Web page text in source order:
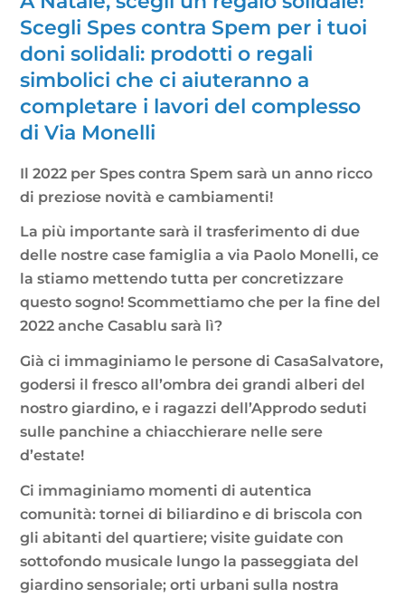
Scegli Spes contra Spem per i tuoi
doni solidali: prodotti o regali
simbolici che ci aiuteranno a
completare i lavori del complesso
di Via Monelli
Il 2022 per Spes contra Spem sarà un anno ricco
di preziose novità e cambiamenti!
La più importante sarà il trasferimento di due
delle nostre case famiglia a via Paolo Monelli, ce
la stiamo mettendo tutta per concretizzare
questo sogno! Scommettiamo che per la fine del
2022 anche Casablu sarà lì?
Già ci immaginiamo le persone di CasaSalvatore,
godersi il fresco all’ombra dei grandi alberi del
nostro giardino, e i ragazzi dell’Approdo seduti
sulle panchine a chiacchierare nelle sere
d’estate!
Ci immaginiamo momenti di autentica
comunità: tornei di biliardino e di briscola con
gli abitanti del quartiere; visite guidate con
sottofondo musicale lungo la passeggiata del
giardino sensoriale; orti urbani sulla nostra